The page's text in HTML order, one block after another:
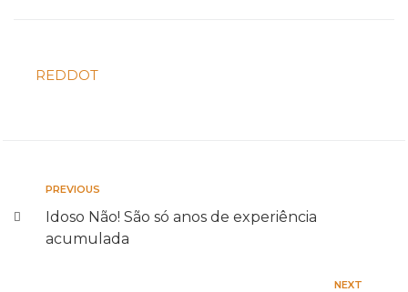
REDDOT
Navegação
de
artigos
Previous
PREVIOUS
Idoso Não! São só anos de experiência
acumulada
NEXT